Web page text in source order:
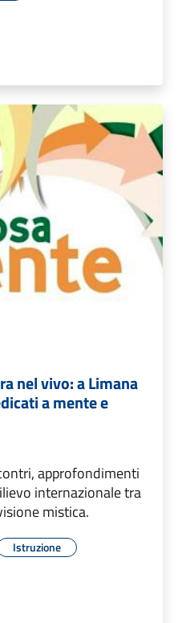
nel vivo: a Limana
a mente e
approfondimenti
internazionale tra
mistica.
Istruzione